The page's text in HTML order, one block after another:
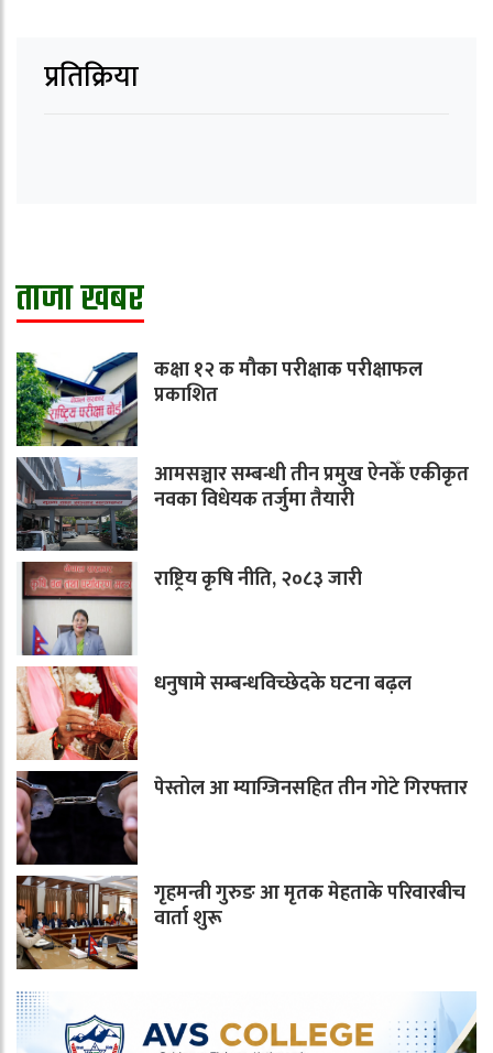
प्रतिक्रिया
ताजा खबर
कक्षा १२ क मौका परीक्षाक परीक्षाफल
प्रकाशित
आमसञ्चार सम्बन्धी तीन प्रमुख ऐनकेँ एकीकृत
नवका विधेयक तर्जुमा तैयारी
राष्ट्रिय कृषि नीति, २०८३ जारी
धनुषामे सम्बन्धविच्छेदके घटना बढ़ल
पेस्तोल आ म्याग्जिनसहित तीन गोटे गिरफ्तार
गृहमन्त्री गुरुङ आ मृतक मेहताके परिवारबीच
वार्ता शुरू